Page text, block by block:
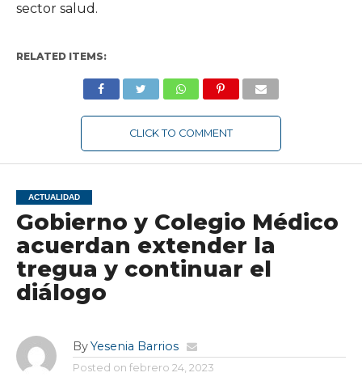
sector salud.
RELATED ITEMS:
CLICK TO COMMENT
ACTUALIDAD
Gobierno y Colegio Médico
acuerdan extender la
tregua y continuar el
diálogo
ByYesenia Barrios
Posted on febrero 24, 2023